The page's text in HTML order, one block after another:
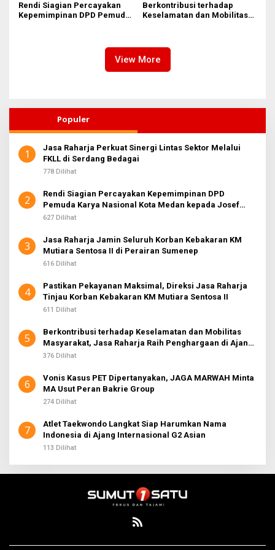
Rendi Siagian Percayakan
Kepemimpinan DPD Pemuda
Berkontribusi terhadap
Keselamatan dan Mobilitas
Awards 2026
View More
Populer
1
Jasa Raharja Perkuat Sinergi Lintas Sektor Melalui
FKLL di Serdang Bedagai
778 Dilihat
2
Rendi Siagian Percayakan Kepemimpinan DPD
Pemuda Karya Nasional Kota Medan kepada Josef
Sembiring
627 Dilihat
3
Jasa Raharja Jamin Seluruh Korban Kebakaran KM
Mutiara Sentosa II di Perairan Sumenep
616 Dilihat
4
Pastikan Pekayanan Maksimal, Direksi Jasa Raharja
Tinjau Korban Kebakaran KM Mutiara Sentosa II
611 Dilihat
5
Berkontribusi terhadap Keselamatan dan Mobilitas
Masyarakat, Jasa Raharja Raih Penghargaan di Ajang
Transportasi Indonesia Awards 2026
376 Dilihat
6
Vonis Kasus PET Dipertanyakan, JAGA MARWAH Minta
MA Usut Peran Bakrie Group
274 Dilihat
7
Atlet Taekwondo Langkat Siap Harumkan Nama
Indonesia di Ajang Internasional G2 Asian
113 Dilihat